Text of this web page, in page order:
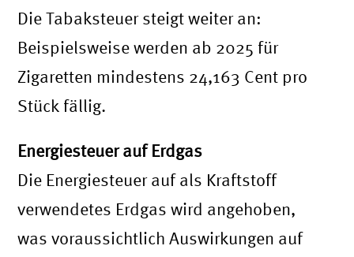
Die Tabaksteuer steigt weiter an:
Beispielsweise werden ab 2025 für
Zigaretten mindestens 24,163 Cent pro
Stück fällig.
Energiesteuer auf Erdgas
Die Energiesteuer auf als Kraftstoff
verwendetes Erdgas wird angehoben,
was voraussichtlich Auswirkungen auf